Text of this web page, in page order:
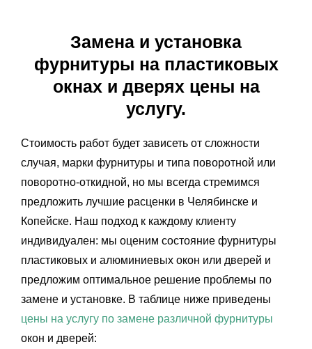
Замена и установка
фурнитуры на пластиковых
окнах и дверях цены на
услугу.
Стоимость работ будет зависеть от сложности
случая, марки фурнитуры и типа поворотной или
поворотно-откидной, но мы всегда стремимся
предложить лучшие расценки в Челябинске и
Копейске. Наш подход к каждому клиенту
индивидуален: мы оценим состояние фурнитуры
пластиковых и алюминиевых окон или дверей и
предложим оптимальное решение проблемы по
замене и установке. В таблице ниже приведены
цены на услугу по замене различной фурнитуры
окон и дверей: